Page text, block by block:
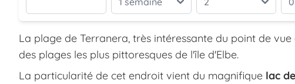
La plage de Terranera, très intéressante du point de
des plages les plus pittoresques de l'île d'Elbe.
La particularité de cet endroit vient du magnifique lac